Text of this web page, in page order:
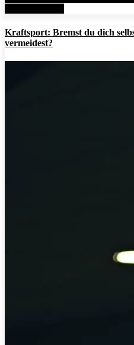
Kraftsport: Bremst du dich
vermeidest?